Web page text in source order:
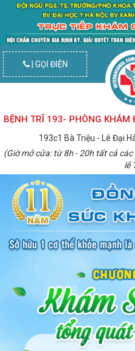
| GỌI ĐIỆN
BỆNH TRĨ 193- PHÒNG KHÁM
193c1 Bà Triệu - Lê Đại
(Giờ mở cửa: từ 8h - 20h tất cả
lễ